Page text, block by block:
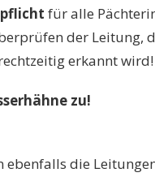
für alle
der Leitung,
erkannt wird!
zu!
ebenfalls die